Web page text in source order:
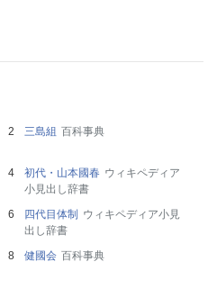
三島組 百科事典
初代・山本國春 ウィキペディア
小見出し辞書
四代目体制
ウィキペディア小見
出し辞書
健國会 百科事典